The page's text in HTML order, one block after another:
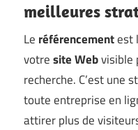
meilleures
Le référencementest
votresite Webvisible
recherche. C’est une
toute entreprise en
attirer plus de